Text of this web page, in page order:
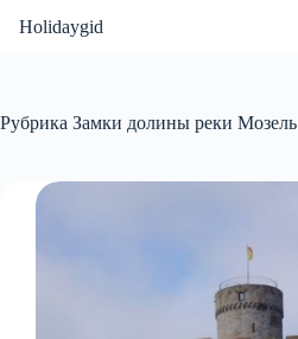
Holidaygid
Рубрика Замки долины реки Мозель